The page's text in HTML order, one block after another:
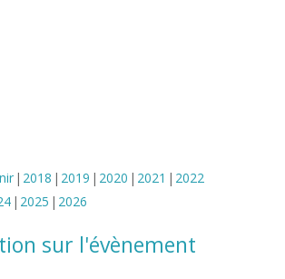
2018 2019 2020 2021
2022
2025 2026
sur l'évènement